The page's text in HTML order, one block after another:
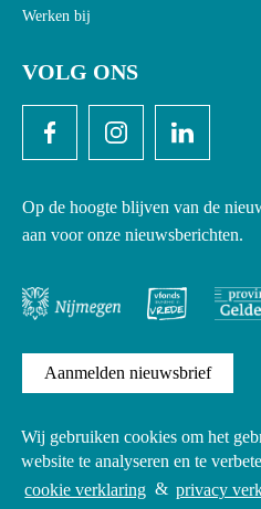
Wij gebruiken cookies om het
website te analyseren en te
cookie verklaring & privacy
Werken bij
VOLG ONS
Op de hoogte blijven van de
aan voor onze nieuwsberichten.
Aanmelden nieuwsbrief